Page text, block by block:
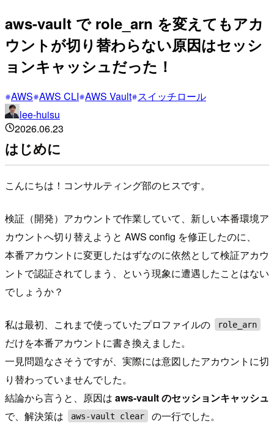
aws-vault で role_arn を変えてもアカ
ウントが切り替わらない原因はセッシ
ョンキャッシュだった！
AWS AWS CLI AWS Vault スイッチロール
lee-huisu
2026.06.23
はじめに
こんにちは！コンサルティング部のヒスです。
検証（開発）アカウントで作業していて、新しい本番環境ア
カウントへ切り替えようと AWS config を修正したのに、
本番アカウントに変更したはずなのに依然として検証アカウ
ントで認証されてしまう、という現象に遭遇したことはない
でしょうか？
私は最初、これまで使っていたプロファイルの role_arn
だけを本番アカウントに書き換えました。
一見問題なさそうですが、実際には意図したアカウントに切
り替わっていませんでした。
結論から言うと、原因は aws-vault のセッションキャッシュ
で、解決策は
aws-vault clear の一行でした。